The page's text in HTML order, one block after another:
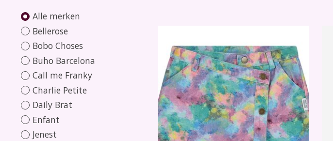
Alle merken
Bellerose
Bobo Choses
Buho Barcelona
Call me Franky
Charlie Petite
Daily Brat
Enfant
Jenest